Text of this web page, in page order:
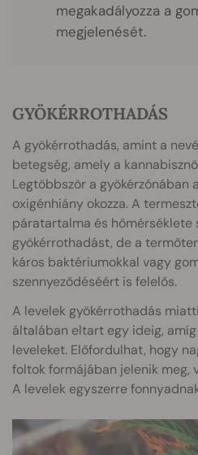
megakadályozza a
megjelenését.
GYÖKÉRROTHADÁS
A gyökérrothadás, amint a
betegség, amely a
Legtöbbször a gyökérzónában
oxigénhiány okozza. A
páratartalma és hőmérséklete
gyökérrothadást, de a
káros baktériumokkal vagy
szennyeződéséért is felelős.
A levelek gyökérrothadás
általában eltart egy ideig,
leveleket. Előfordulhat, hogy
foltok formájában jelenik meg,
A levelek egyszerre